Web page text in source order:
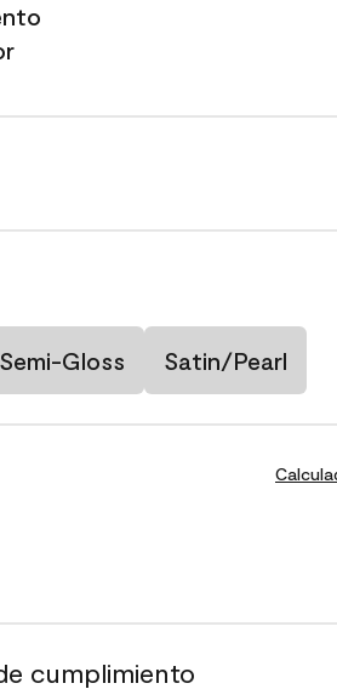
Semi-Gloss Satin/Pearl
cumplimiento